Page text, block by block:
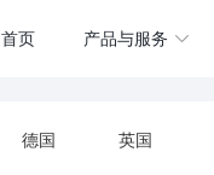
首页 产品与服务
德国 英国